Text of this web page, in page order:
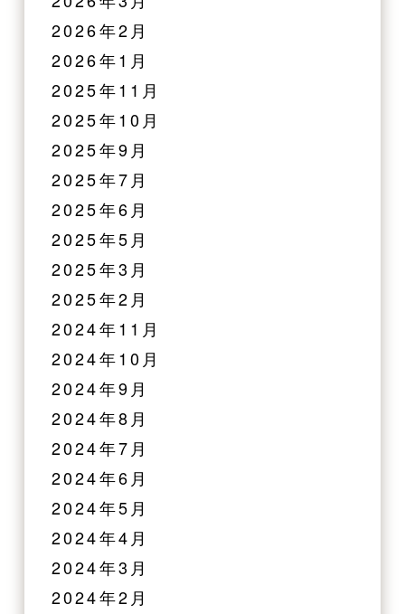
2026年2月
2026年1月
2025年11月
2025年10月
2025年9月
2025年7月
2025年6月
2025年5月
2025年3月
2025年2月
2024年11月
2024年10月
2024年9月
2024年8月
2024年7月
2024年6月
2024年5月
2024年4月
2024年3月
2024年2月